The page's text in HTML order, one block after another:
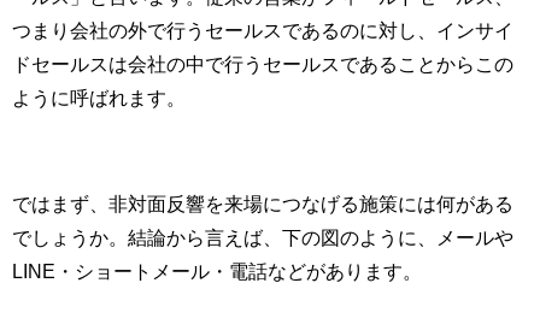
つまり会社の外で行うセールスであるのに対し、インサイ
ドセールスは会社の中で行うセールスであることからこの
ように呼ばれます。
ではまず、非対面反響を来場につなげる施策には何がある
でしょうか。結論から言えば、下の図のように、メールや
LINE・ショートメール・電話などがあります。